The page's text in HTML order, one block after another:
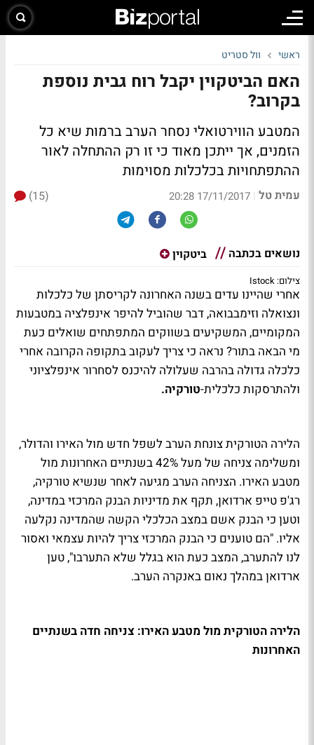
ראשי וול סטריט
האם הביטקוין יקבל רוח גבית נוספת
בקרוב?
המטבע הווירטואלי נסחר הערב ברמות שיא כל
הזמנים, אך ייתכן מאוד כי זו רק ההתחלה לאור
ההתפתחויות בכלכלות מסוימות
עמית טל |
17/11/2017 20:28
(15)
נושאים בכתבה ביטקוין
צילום: Istock
אחרי שהיינו עדים בשנה האחרונה לקריסתן של כלכלות
ונצואלה וזימבבואה, דבר שהוביל להיפר אינפלציה במטבעות
המקומיים, המשקיעים בשווקים המתפתחים שואלים כעת
מי הבאה בתור? נראה כי צריך לעקוב בתקופה הקרובה אחרי
כלכלה גדולה בהרבה שעלולה להיכנס לסחרור אינפלציוני
ולהתרסקות כלכלית-טורקיה.
הלירה הטורקית צונחת הערב לשפל חדש מול האירו והדולר,
ומשלימה צניחה של מעל 42% בשנתיים האחרונות מול
מטבע האירו. הצניחה הערב מגיעה לאחר שנשיא טורקיה,
רג'פ טייפ ארדואן, תקף את מדיניות הבנק המרכזי במדינה,
וטען כי הבנק אשם במצב הכלכלי הקשה שהמדינה נקלעה
אליו. "הם טוענים כי הבנק המרכזי צריך להיות עצמאי ואסור
לנו להתערב, המצב כעת הוא בגלל שלא התערבו", טען
ארדואן במהלך נאום באנקרה הערב.
הלירה הטורקית מול מטבע האירו: צניחה חדה בשנתיים
האחרונות